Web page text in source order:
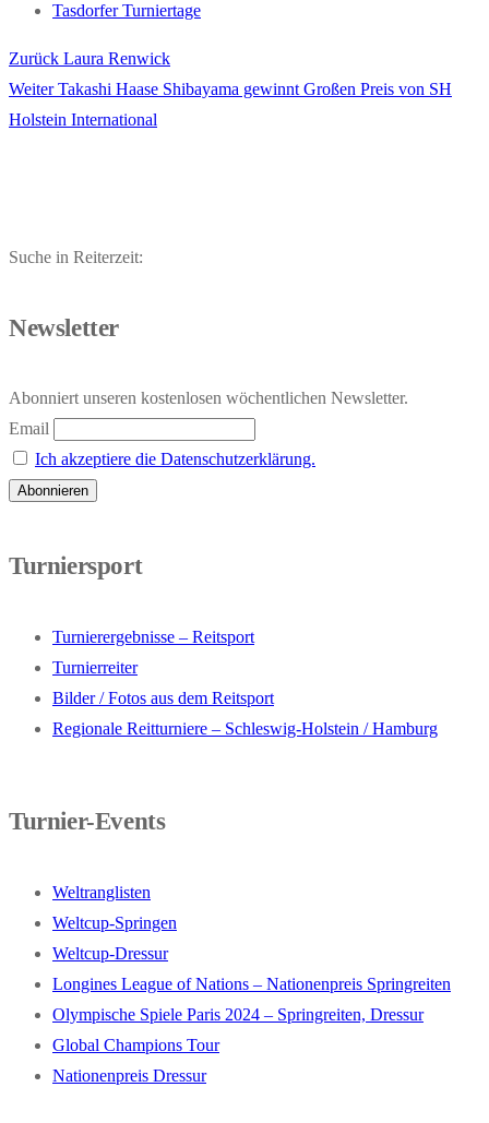
Tasdorfer Turniertage
Beitragsnavigation
Zurück Vorheriger
Beitrag:
Laura Renwick
Weiter Nächster
Beitrag:
Takashi Haase Shibayama gewinnt Großen Preis von SH
Holstein International
Suche in Reiterzeit:
Newsletter
Abonniert unseren kostenlosen wöchentlichen Newsletter.
Email
Ich akzeptiere die Datenschutzerklärung.
Turniersport
Turnierergebnisse – Reitsport
Turnierreiter
Bilder / Fotos aus dem Reitsport
Regionale Reitturniere – Schleswig-Holstein / Hamburg
Turnier-Events
Weltranglisten
Weltcup-Springen
Weltcup-Dressur
Longines League of Nations – Nationenpreis Springreiten
Olympische Spiele Paris 2024 – Springreiten, Dressur
Global Champions Tour
Nationenpreis Dressur